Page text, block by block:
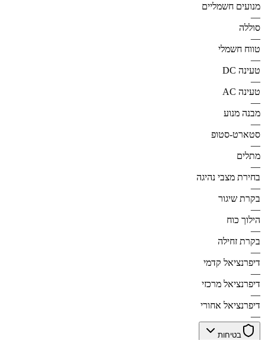
מנועים חשמליים
—
סוללה
—
טווח חשמלי
—
טעינה DC
—
טעינה AC
—
מבנה מנוע
—
סטארט-סטופ
—
מתלים
—
בחירת מצבי נהיגה
—
בקרת שיגור
—
הילוך כוח
—
בקרת זחילה
—
דיפרנציאל קדמי
—
דיפרנציאל מרכזי
—
דיפרנציאל אחורי
—
בטיחות